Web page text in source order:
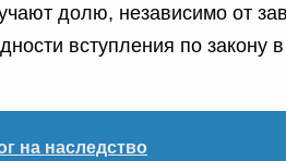
долю, независимо от
вступления по закону
на наследство